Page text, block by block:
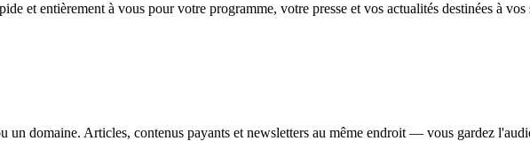
et entièrement à vous pour votre programme, votre presse et vos actualités destinées à
un domaine. Articles, contenus payants et newsletters au même endroit — vous gardez